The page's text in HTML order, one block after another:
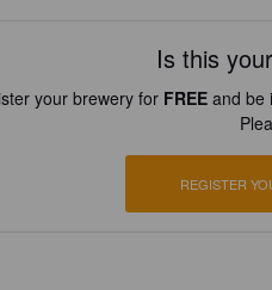
Is this
your brewery for FREEand be
REGISTER